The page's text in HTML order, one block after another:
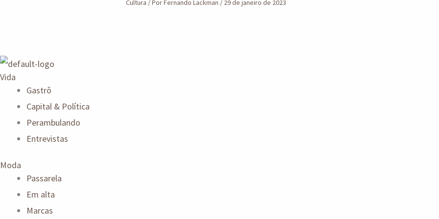
Cultura / PorFernando Lackman / 29 de janeiro de 2023
Vida
Gastrô
Capital & Política
Perambulando
Entrevistas
Moda
Passarela
Em alta
Marcas